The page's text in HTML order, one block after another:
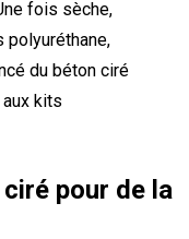
fois sèche,
polyuréthane,
du béton ciré
kits
pour de la